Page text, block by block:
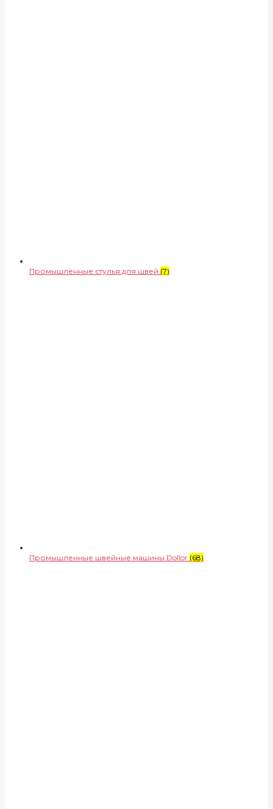
Промышленные стулья для швей (7)
Промышленные швейные машины Dollor (68)